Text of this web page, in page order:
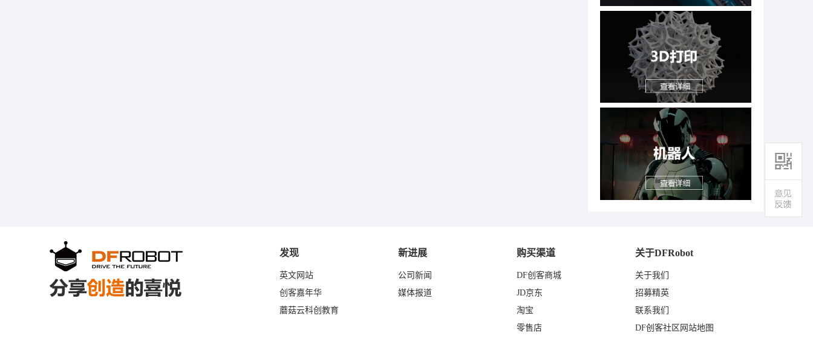
发现
英文网站
创客嘉年华
蘑菇云科创教育
新进展
公司新闻
媒体报道
购买渠道
DF创客商城
JD京东
淘宝
零售店
关于DFRobot
关于我们
招募精英
联系我们
DF创客社区网站地图